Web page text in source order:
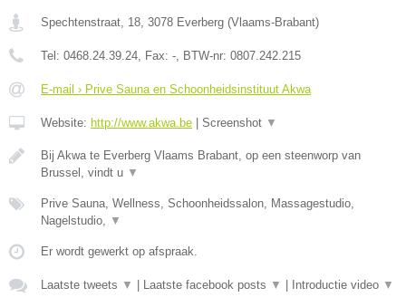
Spechtenstraat, 18, 3078 Everberg (Vlaams-Brabant)
Tel: 0468.24.39.24, Fax: -, BTW-nr: 0807.242.215
E-mail › Prive Sauna en Schoonheidsinstituut Akwa
Website: http://www.akwa.be Screenshot ▼
Bij Akwa te Everberg Vlaams Brabant, op een steenworp van
Brussel, vindt u ▼
Prive Sauna, Wellness, Schoonheidssalon, Massagestudio,
Nagelstudio, ▼
Er wordt gewerkt op afspraak.
Laatste tweets ▼ Laatste facebook posts ▼ Introductie video ▼